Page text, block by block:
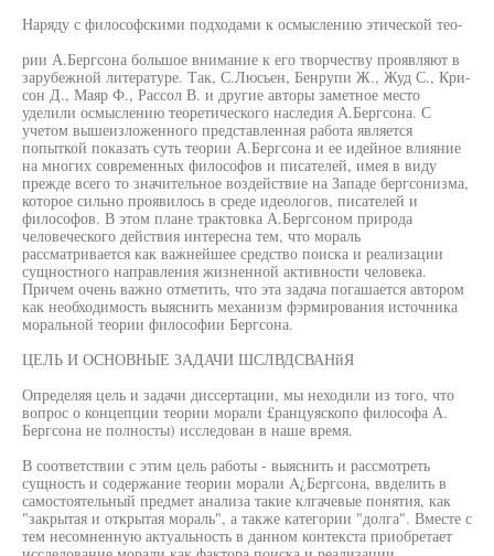
Наряду с философскими подходами к осмыслению этической тео-
рии А.Бергсона большое внимание к его творчеству проявляют в
зарубежной литературе. Так, С.Люсьен, Бенрупи Ж., Жуд С., Кри-
сон Д., Маяр Ф., Рассол В. и другие авторы заметное место
уделили осмыслению теоретического наследия А.Бергсона. С
учетом вышеизложенного представленная работа является
попыткой показать суть теории А.Бергсона и ее идейное влияние
на многих современных философов и писателей, имея в виду
прежде всего то значительное воздействие на Западе бергсонизма,
которое сильно проявилось в среде идеологов, писателей и
философов. В этом плане трактовка А.Бергсоном природа
человеческого действия интересна тем, что мораль
рассматривается как важнейшее средство поиска и реализации
сущностного направления жизненной активности человека.
Причем очень важно отметить, что эта задача погашается автором
как необходимость выяснить механизм фэрмирования источника
моральной теории философии Бергсона.
ЦЕЛЬ И ОСНОВНЫЕ ЗАДАЧИ ШСЛВДСВАНйЯ
Определяя цель и задачи диссертации, мы неходили из того, что
вопрос о концепции теории морали £ранцуяскопо философа А.
Бергсона не полносты) исследован в наше время.
В соответствии с этим цель работы - выяснить и рассмотреть
сущность и содержание теории морали A¿Бepгcoнa, ввделить в
самостоятельный предмет анализа такие клгачевые понятия, как
"закрытая и открытая мораль", а также категории "долга". Вместе с
тем несомненную актуальность в данном контекста приобретает